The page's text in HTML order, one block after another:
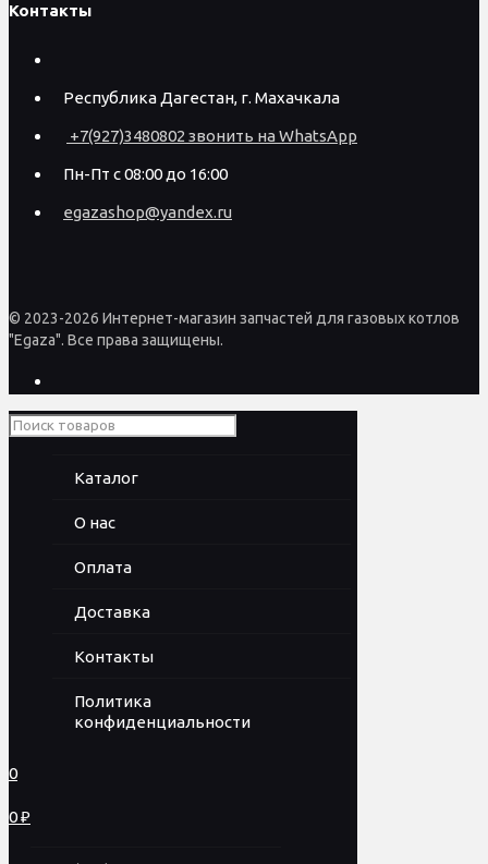
Контакты
Республика Дагестан, г. Махачкала
+7(927)3480802 звонить на WhatsApp
Пн-Пт с 08:00 до 16:00
egazashop@yandex.ru
© 2023-2026 Интернет-магазин запчастей для газовых котлов
"Egaza". Все права защищены.
Каталог
О нас
Оплата
Доставка
Контакты
Политика
конфиденциальности
0
0 ₽